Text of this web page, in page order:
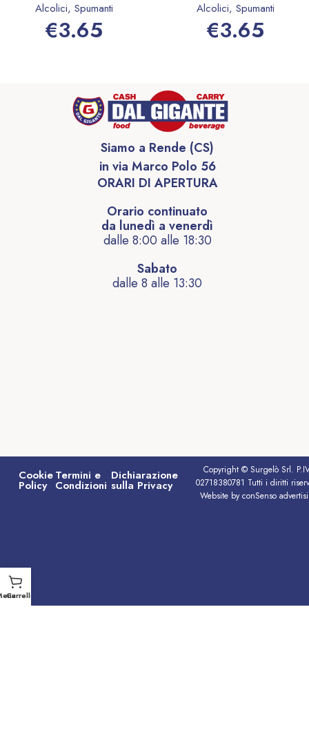
Alcolici, Spumanti
€3.65
Alcolici, Spumanti
€3.65
Siamo a Rende (CS)
in via Marco Polo 56
ORARI DI APERTURA
Orario continuato
da lunedì a venerdì
dalle 8:00 alle 18:30
Sabato
dalle 8 alle 13:30
Cookie
Policy
Termini e
Condizioni
Dichiarazione
sulla Privacy
Copyright © Surgelò Srl.
02718380781 Tutti i diritti
Website by conSenso
Carrello